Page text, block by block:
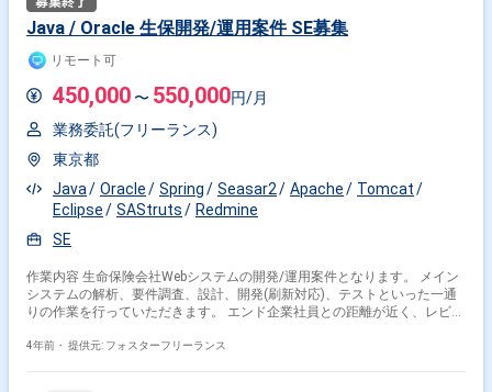
Java / Oracle 生保開発/運用案件 SE募集
リモート可
450,000 〜 550,000円/月
業務委託(フリーランス)
東京都
Java
Oracle Spring Seasar2 Apache
Tomcat
Eclipse
SAStruts
Redmine
SE
作業内容 生命保険会社Webシステムの開発/運用案件となります。 メイン
システムの解析、要件調査、設計、開発(刷新対応)、テストといった一通
りの作業を行っていただきます。 エンド企業社員との距離が近く、レビュ
発環境＞ Java7, Java8, SpringFramework, Seasar2(SAStruts/S2JDBC),
4年前・ 提供元: フォスターフリーランス